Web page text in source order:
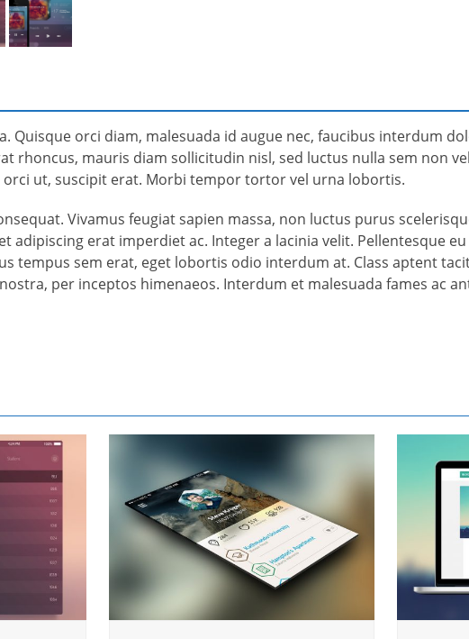
Quisque orci diam, malesuada id augue nec, faucibus interdum
rhoncus, mauris diam sollicitudin nisl, sed luctus nulla sem non
ut, suscipit erat. Morbi tempor tortor vel urna lobortis.
Vivamus feugiat sapien massa, non luctus purus
adipiscing erat imperdiet ac. Integer a lacinia velit. Pellentesque
tempus sem erat, eget lobortis odio interdum at. Class aptent
per inceptos himenaeos. Interdum et malesuada fames ac